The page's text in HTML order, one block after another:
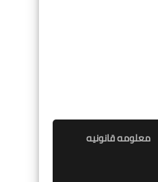
معلومه قانونيه